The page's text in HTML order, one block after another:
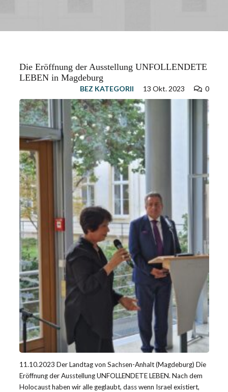
Die Eröffnung der Ausstellung UNFOLLENDETE
LEBEN in Magdeburg
BEZ KATEGORII 13 Okt. 2023 0
11.10.2023 Der Landtag von Sachsen-Anhalt (Magdeburg) Die
Eröffnung der Ausstellung UNFOLLENDETE LEBEN. Nach dem
Holocaust haben wir alle geglaubt, dass wenn Israel existiert,